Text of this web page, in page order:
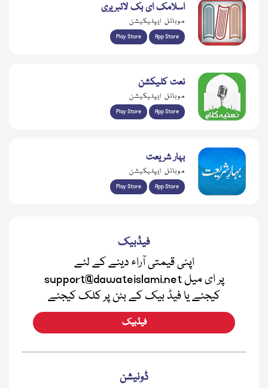
اسلامک ای بک لائبریری
موبائل ایپلیکیشن
Play Store App Store
نعت کلیکشن
موبائل ایپلیکیشن
Play Store App Store
بہار شریعت
موبائل ایپلیکیشن
Play Store App Store
فیڈبیک
اپنی قیمتی آراء دینے کے لئے
support@dawateislami.net پر ای میل
کیجئے یا فیڈ بیک کے بٹن پر کلک کیجئے
فیڈبیک
ڈونیشن